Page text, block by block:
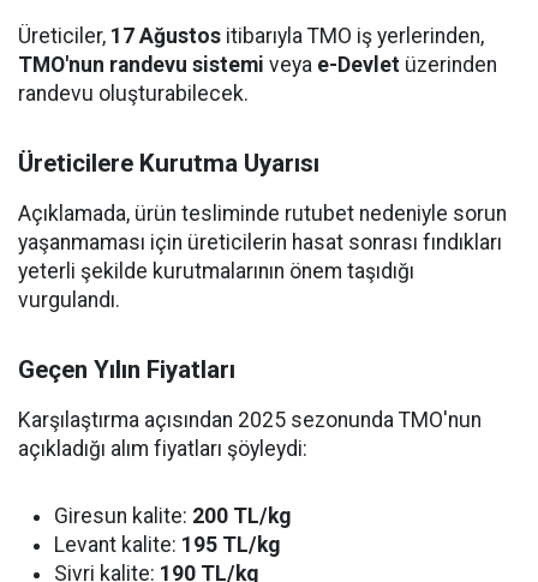
Üreticiler, 17 Ağustos itibarıyla TMO iş yerlerinden,
TMO'nun randevu sistemi veya e-Devlet üzerinden
randevu oluşturabilecek.
Üreticilere Kurutma Uyarısı
Açıklamada, ürün tesliminde rutubet nedeniyle sorun
yaşanmaması için üreticilerin hasat sonrası fındıkları
yeterli şekilde kurutmalarının önem taşıdığı
vurgulandı.
Geçen Yılın Fiyatları
Karşılaştırma açısından 2025 sezonunda TMO'nun
açıkladığı alım fiyatları şöyleydi:
Giresun kalite: 200 TL/kg
Levant kalite: 195 TL/kg
Sivri kalite: 190 TL/kg